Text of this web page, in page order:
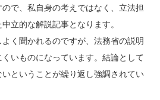
で、私自身の考えではなく、立法担
立的な解説記事となります。
く聞かれるのですが、法務省の説明
いものになっています。結論として
ということが繰り返し強調されてい